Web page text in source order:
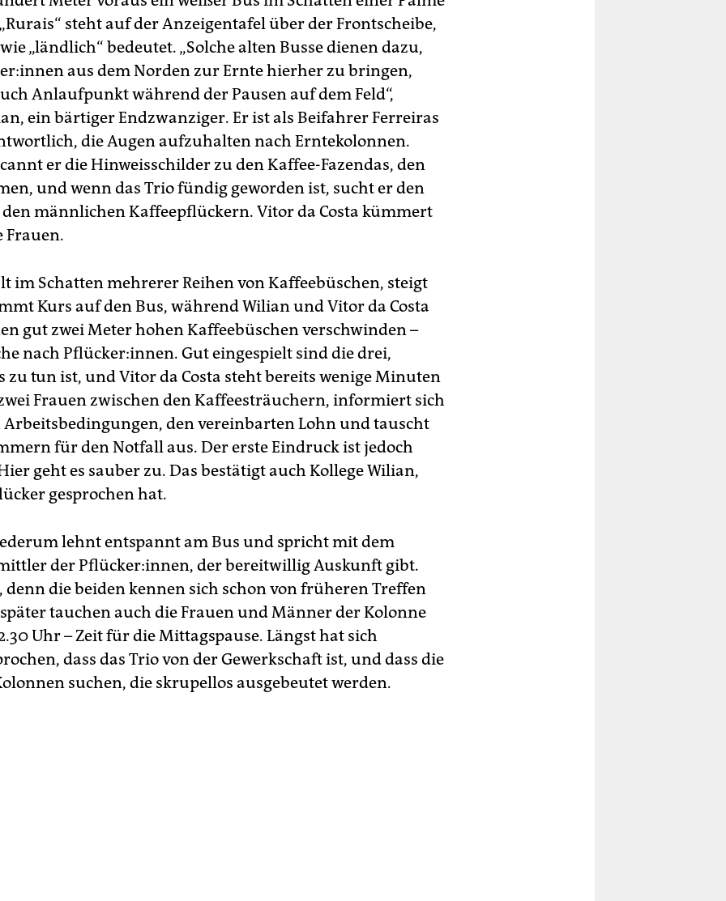
steht auf der Anzeigentafel über der Frontscheibe,
„ländlich“ bedeutet. „Solche alten Busse dienen dazu,
aus dem Norden zur Ernte hierher zu bringen,
Anlaufpunkt während der Pausen auf dem Feld“,
ein bärtiger Endzwanziger. Er ist als Beifahrer Ferreiras
die Augen aufzuhalten nach Erntekolonnen.
er die Hinweisschilder zu den Kaffee-Fazendas, den
und wenn das Trio fündig geworden ist, sucht er den
männlichen Kaffeepflückern. Vitor da Costa kümmert
Frauen.
im Schatten mehrerer Reihen von Kaffeebüschen, steigt
Kurs auf den Bus, während Wilian und Vitor da Costa
gut zwei Meter hohen Kaffeebüschen verschwinden –
nach Pflücker:innen. Gut eingespielt sind die drei,
zu tun ist, und Vitor da Costa steht bereits wenige Minuten
Frauen zwischen den Kaffeesträuchern, informiert sich
Arbeitsbedingungen, den vereinbarten Lohn und tauscht
für den Notfall aus. Der erste Eindruck ist jedoch
geht es sauber zu. Das bestätigt auch Kollege Wilian,
gesprochen hat.
lehnt entspannt am Bus und spricht mit dem
der Pflücker:innen, der bereitwillig Auskunft gibt.
denn die beiden kennen sich schon von früheren Treffen
tauchen auch die Frauen und Männer der Kolonne
Uhr – Zeit für die Mittagspause. Längst hat sich
dass das Trio von der Gewerkschaft ist, und dass die
suchen, die skrupellos ausgebeutet werden.